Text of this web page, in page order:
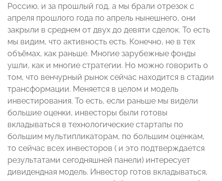
Россию, и за прошлый год, а мы брали отрезок с
апреля прошлого года по апрель нынешнего, они
закрыли в среднем от двух до девяти сделок. То есть
мы видим, что активность есть. Конечно, не в тех
объёмах, как раньше. Многие зарубежные фонды
ушли, как и многие стратегии. Но можно говорить о
том, что венчурный рынок сейчас находится в стадии
трансформации. Меняется в целом и модель
инвестирования. То есть, если раньше мы видели
большие оценки, инвесторы были готовы
вкладываться в технологические стартапы по
большим мультипликаторам, по большим оценкам,
то сейчас всех инвесторов ( и это подтверждается
результатами сегодняшней панели) интересует
дивидендная модель. Инвестор готов вкладываться,